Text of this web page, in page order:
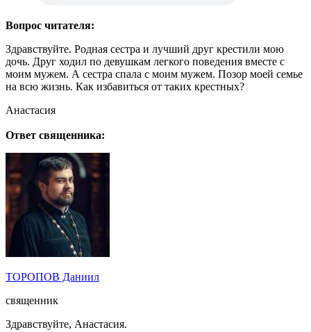
Вопрос читателя:
Здравствуйте. Родная сестра и лучший друг крестили мою
дочь. Друг ходил по девушкам легкого поведения вместе с
моим мужем. А сестра спала с моим мужем. Позор моей семье
на всю жизнь. Как избавиться от таких крестных?
Анастасия
Ответ священника:
ТОРОПОВ Даниил
священник
Здравствуйте, Анастасия.